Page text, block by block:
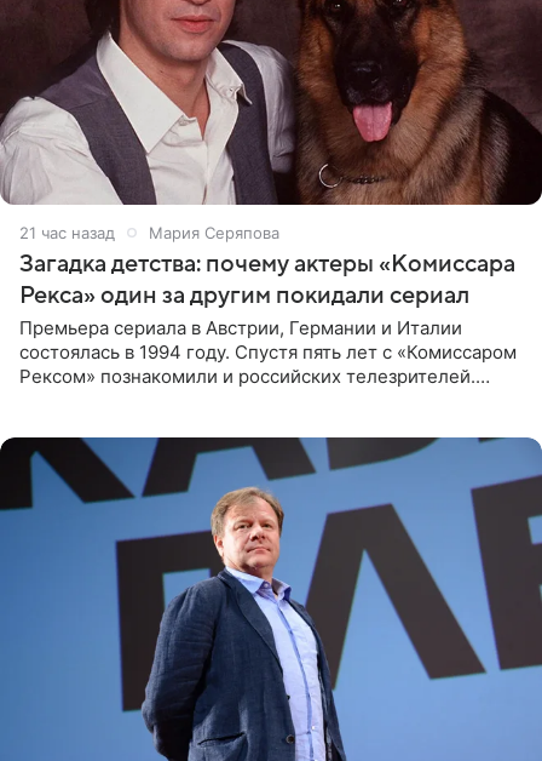
21 час назад Мария Серяпова
Загадка детства: почему актеры «Комиссара
Рекса» один за другим покидали сериал
Премьера сериала в Австрии, Германии и Италии
состоялась в 1994 году. Спустя пять лет с «Комиссаром
Рексом» познакомили и российских телезрителей.